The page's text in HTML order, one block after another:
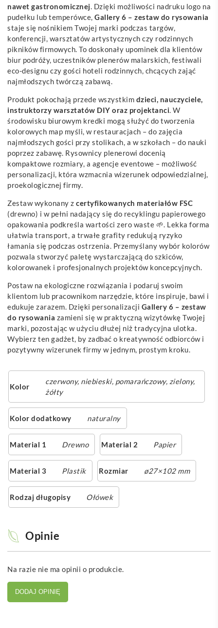
nawet gastronomicznej. Dzięki możliwości nadruku logo na
pudełku lub temperówce, Gallery 6 – zestaw do rysowania
staje się nośnikiem Twojej marki podczas targów,
konferencji, warsztatów artystycznych czy rodzinnych
pikników firmowych. To doskonały upominek dla klientów
biur podróży, uczestników plenerów malarskich, festiwali
eco-designu czy gości hoteli rodzinnych, chcących zająć
najmłodszych twórczą zabawą.
Produkt pokochają przede wszystkim dzieci, nauczyciele,
instruktorzy warsztatów DIY oraz projektanci. W
środowisku biurowym kredki mogą służyć do tworzenia
kolorowych map myśli, w restauracjach – do zajęcia
najmłodszych gości przy stolikach, a w szkołach – do nauki
poprzez zabawę. Rysownicy plenerowi docenią
kompaktowe rozmiary, a agencje eventowe – możliwość
personalizacji, która wzmacnia wizerunek odpowiedzialnej,
proekologicznej firmy.
Zestaw wykonany z certyfikowanych materiałów FSC
(drewno) i w pełni nadający się do recyklingu papierowego
opakowania podkreśla wartości zero waste 🌱. Lekka forma
ułatwia transport, a trwałe grafity redukują ryzyko
łamania się podczas ostrzenia. Przemyślany wybór kolorów
pozwala stworzyć paletę wystarczającą do szkiców,
kolorowanek i profesjonalnych projektów koncepcyjnych.
Postaw na ekologiczne rozwiązania i podaruj swoim
klientom lub pracownikom narzędzie, które inspiruje, bawi i
edukuje zarazem. Dzięki personalizacji Gallery 6 – zestaw
do rysowania zamieni się w praktyczną wizytówkę Twojej
marki, pozostając w użyciu dłużej niż tradycyjna ulotka.
Wybierz ten gadżet, by zadbać o kreatywność odbiorców i
pozytywny wizerunek firmy w jednym, prostym kroku.
Kolor
czerwony, niebieski, pomarańczowy, zielony,
żółty
Kolor dodatkowy naturalny
Material 1 Drewno Material 2 Papier
Material 3 Plastik Rozmiar ø27×102 mm
Rodzaj długopisy Ołówek
Opinie
Na razie nie ma opinii o produkcie.
DODAJ OPINIĘ